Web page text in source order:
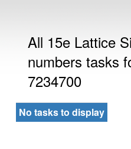
All 15e Lattice
numbers tasks
7234700
No tasks to display